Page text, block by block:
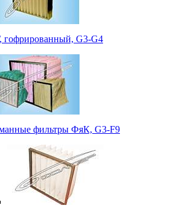
гофрированный, G3-G4
фильтры ФяК, G3-F9